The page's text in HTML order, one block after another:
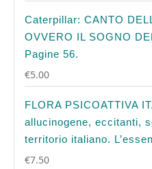
Caterpillar: CANTO
OVVERO IL SOGNO
Pagine 56.
€5.00
FLORA PSICOATTIVA
allucinogene, eccitanti,
territorio italiano.
€7.50